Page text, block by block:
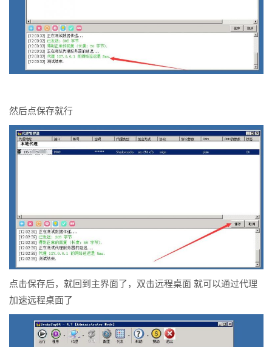
然后点保存就行
点击保存后，就回到主界面了，双击远程桌面 就可以通过代理
加速远程桌面了